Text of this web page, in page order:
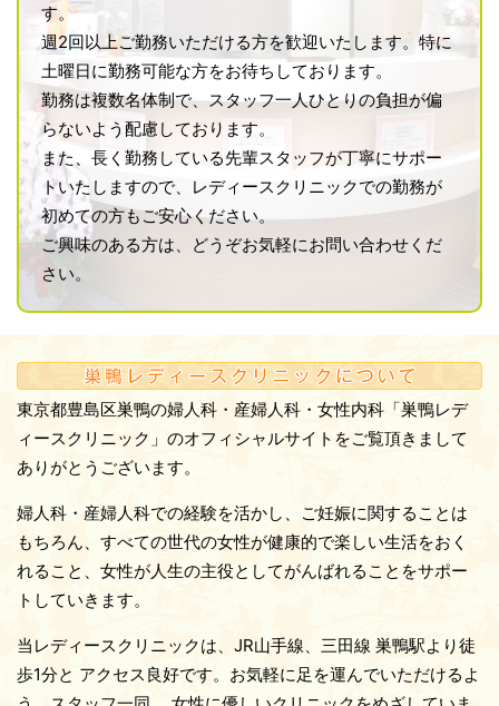
2026.4.27
令和8年度（2026年度）の豊島区子宮頸がん・乳が
ん検診が始まりました
対象となる方へは、豊島区より、検診チケットが4月下
旬に発送されております。
詳細は「 婦人科がん検診 」をご確認ください。
2023.3.29
シルガード9（9価ヒトパピローマウイルスワクチ
ン）が定期接種となりました
リックス・ガーダシル）と比較すると、より多くの種類
のパピローマウイルスを対象としてるワクチンです。
予約を受けつけております。お電話にてご相談くださ
い。
します。
2023.3.29
オンライン資格確認・マイナ保険証に対応しました
当院は診療情報を取得・活用することにより、質の高い
医療の提供に努めています。
す。
週2回以上ご勤務いただける方を歓迎いたします。特に
土曜日に勤務可能な方をお待ちしております。
勤務は複数名体制で、スタッフ一人ひとりの負担が偏
らないよう配慮しております。
また、長く勤務している先輩スタッフが丁寧にサポー
トいたしますので、レディースクリニックでの勤務が
初めての方もご安心ください。
ご興味のある方は、どうぞお気軽にお問い合わせくだ
さい。
東京都豊島区巣鴨の婦人科・産婦人科・女性内科「巣鴨レデ
ィースクリニック」のオフィシャルサイトをご覧頂きまして
ありがとうございます。
婦人科・産婦人科での経験を活かし、ご妊娠に関することは
もちろん、すべての世代の女性が健康的で楽しい生活をおく
れること、女性が人生の主役としてがんばれることをサポー
トしていきます。
当レディースクリニックは、JR山手線、三田線 巣鴨駅より徒
歩1分と アクセス良好です。お気軽に足を運んでいただけるよ